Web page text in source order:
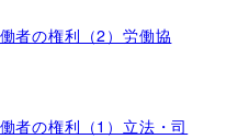
者の権利（2）労働協
者の権利（1）立法・司